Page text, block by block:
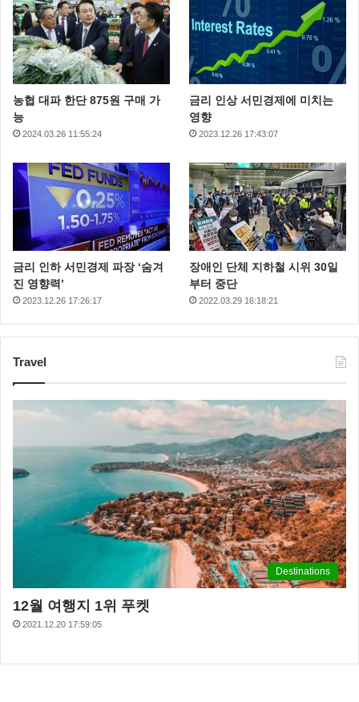
농협 대파 한단 875원 구매 가
능
2024.03.26 11:55:24
금리 인상 서민경제에 미치는
영향
2023.12.26 17:43:07
금리 인하 서민경제 파장 ‘숨겨
진 영향력’
2023.12.26 17:26:17
장애인 단체 지하철 시위 30일
부터 중단
2022.03.29 16:18:21
Travel
Destinations
12월 여행지 1위 푸켓
2021.12.20 17:59:05